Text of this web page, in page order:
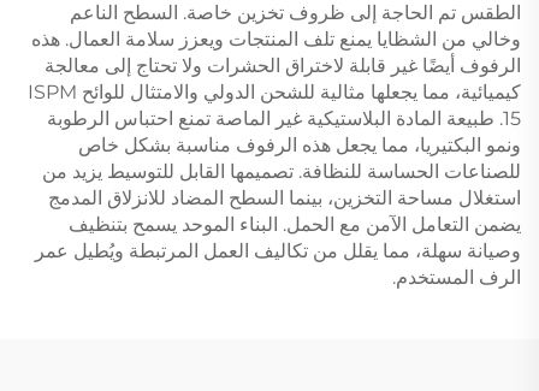
الطقس تم الحاجة إلى ظروف تخزين خاصة. السطح الناعم
وخالي من الشظايا يمنع تلف المنتجات ويعزز سلامة العمال. هذه
الرفوف أيضًا غير قابلة لاختراق الحشرات ولا تحتاج إلى معالجة
كيميائية، مما يجعلها مثالية للشحن الدولي والامتثال للوائح ISPM
15. طبيعة المادة البلاستيكية غير الماصة تمنع احتباس الرطوبة
ونمو البكتيريا، مما يجعل هذه الرفوف مناسبة بشكل خاص
للصناعات الحساسة للنظافة. تصميمها القابل للتوسيط يزيد من
استغلال مساحة التخزين، بينما السطح المضاد للانزلاق المدمج
يضمن التعامل الآمن مع الحمل. البناء الموحد يسمح بتنظيف
وصيانة سهلة، مما يقلل من تكاليف العمل المرتبطة ويُطيل عمر
الرف المستخدم.